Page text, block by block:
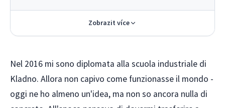
Zobrazit více
Nel 2016 mi sono diplomata alla scuola industriale di
Kladno. Allora non capivo come funzionasse il mondo -
oggi ne ho almeno un'idea, ma non so ancora nulla di